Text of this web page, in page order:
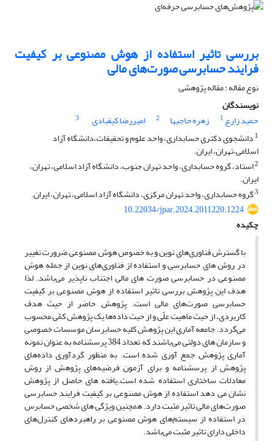
بررسی تاثیر استفاده از هوش مصنوعی بر کیفیت
فرایند حسابرسی صورت‌های مالی
نوع مقاله : مقاله پژوهشی
نویسندگان
حمید زارع 1 زهره حاجیها 2 امیررضا کیقبادی
3
1 دانشجوی دکتری حسابداری، واحد علوم و تحقیقات،دانشگاه آزاد
اسلامی،تهران، ایران.
2استاد، گروه حسابداری، واحد تهران جنوب، دانشگاه آزاد اسلامی، تهران،
ایران.
3گروه حسابداری، واحد تهران مرکزی، دانشگاه آزاد اسلامی، تهران، ایران.
10.22034/jpar.2024.2011220.1224
چکیده
با گسترش فناوری‌های نوین و به خصوص هوش مصنوعی ضرورت تغییر
در روش های حسابرسی و استفاده از فناوری‌های نوین از جمله هوش
مصنوعی در حسابرسی صورت های مالی اجتناب ناپذیر می‌باشد. لذا
هدف این پژوهش بررسی تاثیر استفاده از هوش مصنوعی بر کیفیت
حسابرسی صورت‌های مالی است. پژوهش حاضر از حیث هدف
کاربردی، از حیث ماهیت علّی و از حیث داده‌ها یک پژوهش کمّی محسوب
می‌گردد. جامعه آماری این پژوهش کلیه حسابرسان موسسات خصوصی
و سازمان های دولتی می‌باشند که تعداد 384 پرسشنامه به عنوان نمونه
آماری پژوهش جمع آوری شده است. به منظور گردآوری داده‌های
پژوهش از پرسشنامه و برای آزمون فرضیه‌های پژوهش از روش
معادلات ساختاری استفاده شده است.یافته های حاصل از پژوهش
نشان می دهد استفاده از هوش مصنوعی بر کیفیت فرایند حسابرسی
صورت‌های مالی تاثیر مثبت دارد. همچنین ویژگی های شخصی حسابرس
در استفاده از سیستم‌های هوش مصنوعی بر راهبردهای کنترل‌های
داخلی دارای تاثیر مثبت می‌باشد.